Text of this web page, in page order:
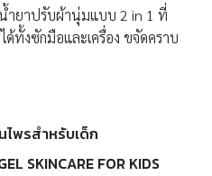
ำยาปรับผ้านุ่มแบบ 2 in 1 ที่
ด้ทั้งซักมือและเครื่อง ขจัดคราบ
พรสำหรับเด็ก
SKINCARE FOR KIDS